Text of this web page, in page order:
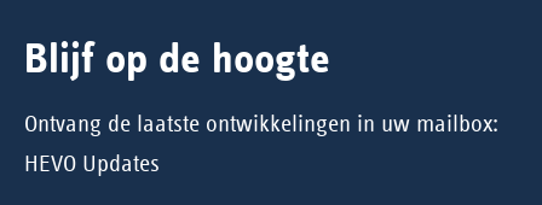
Blijf op de hoogte
Ontvang de laatste ontwikkelingen in uw mailbox:
HEVO Updates